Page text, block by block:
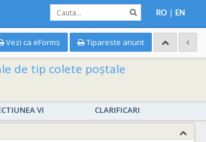
RO | EN
Vezi ca eForms Tipareste anunt
de tip colete poștale
VI CLARIFICARI